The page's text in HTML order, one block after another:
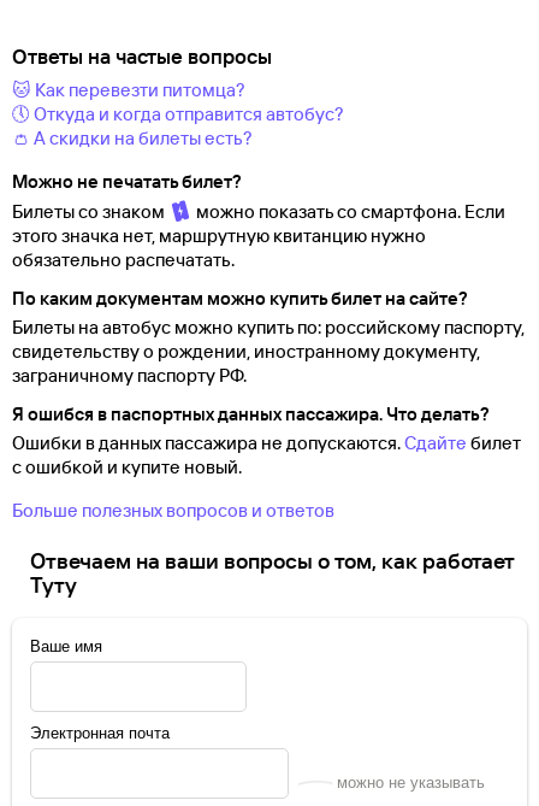
Ответы на частые вопросы
🐱 Как перевезти питомца?
🕔 Откуда и когда отправится автобус?
👛 А скидки на билеты есть?
Можно не печатать билет?
Билеты со знаком
можно показать со смартфона. Если
этого значка нет, маршрутную квитанцию нужно
обязательно распечатать.
По каким документам можно купить билет на сайте?
Билеты на автобус можно купить по: российскому паспорту,
свидетельству о рождении, иностранному документу,
заграничному паспорту РФ.
Я ошибся в паспортных данных пассажира. Что делать?
Ошибки в данных пассажира не допускаются.Сдайте билет
с ошибкой и купите новый.
Больше полезных вопросов и ответов
Отвечаем на ваши вопросы о том, как работает
Туту
Ваше имя
Электронная почта
можно не указывать